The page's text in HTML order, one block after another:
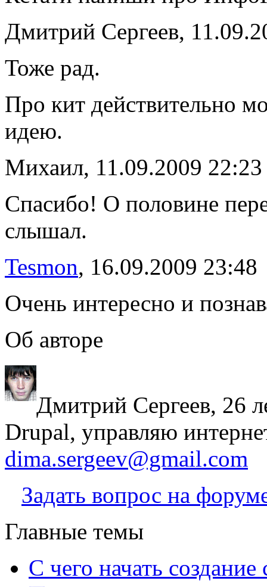
Дмитрий Сергеев,
Тоже рад.
Про кит действительно
идею.
Михаил, 11.09.2009 22:23
Спасибо! О половине
слышал.
Tesmon, 16.09.2009 23:48
Очень интересно и
Об авторе
Дмитрий Сергеев, 26
Drupal, управляю
dima.sergeev@gmail.com
Задать вопрос на
Главные темы
С чего начать создание